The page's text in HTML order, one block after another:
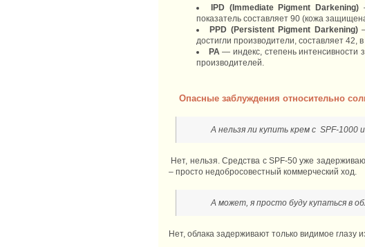
IPD (Immediate Pigment Darkening)
показатель составляет 90 (кожа
PPD (Persistent Pigment Darkening)
достигли производители, составляет 42,
PA— индекс, степень интенсивности
производителей.
Опасные заблуждения относительно
А нельзя ли купить крем с SPF-1000
Нет, нельзя. Средства с SPF-50 уже
– просто недобросовестный коммерческий ход.
А может, я просто буду купаться в
Нет, облака задерживают только видимое глазу